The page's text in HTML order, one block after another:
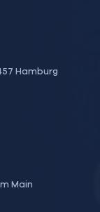
Hamburg
Main